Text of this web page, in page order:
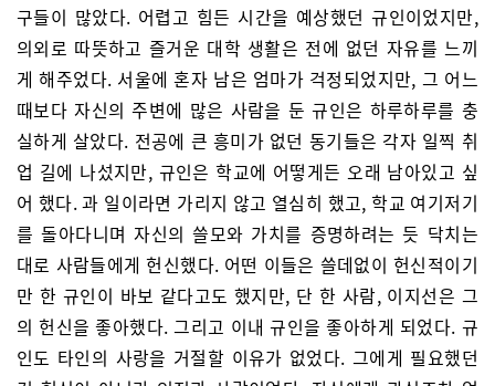
구들이 많았다. 어렵고 힘든 시간을 예상했던 규인이었지만,
의외로 따뜻하고 즐거운 대학 생활은 전에 없던 자유를 느끼
게 해주었다. 서울에 혼자 남은 엄마가 걱정되었지만, 그 어느
때보다 자신의 주변에 많은 사람을 둔 규인은 하루하루를 충
실하게 살았다. 전공에 큰 흥미가 없던 동기들은 각자 일찍 취
업 길에 나섰지만, 규인은 학교에 어떻게든 오래 남아있고 싶
어 했다. 과 일이라면 가리지 않고 열심히 했고, 학교 여기저기
를 돌아다니며 자신의 쓸모와 가치를 증명하려는 듯 닥치는
대로 사람들에게 헌신했다. 어떤 이들은 쓸데없이 헌신적이기
만 한 규인이 바보 같다고도 했지만, 단 한 사람, 이지선은 그
의 헌신을 좋아했다. 그리고 이내 규인을 좋아하게 되었다. 규
인도 타인의 사랑을 거절할 이유가 없었다. 그에게 필요했던